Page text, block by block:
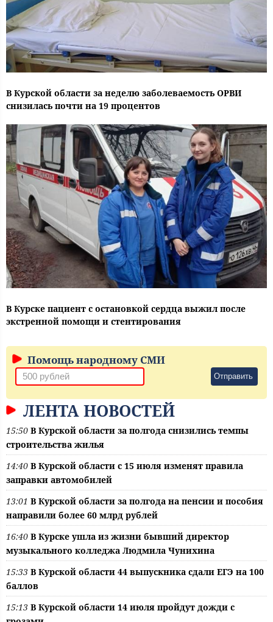
В Курской области за неделю заболеваемость ОРВИ
снизилась почти на 19 процентов
В Курске пациент с остановкой сердца выжил после
экстренной помощи и стентирования
Помощь народному СМИ
Отправить
ЛЕНТА НОВОСТЕЙ
15:50 В Курской области за полгода снизились темпы
строительства жилья
14:40 В Курской области с 15 июля изменят правила
заправки автомобилей
13:01 В Курской области за полгода на пенсии и пособия
направили более 60 млрд рублей
16:40 В Курске ушла из жизни бывший директор
музыкального колледжа Людмила Чунихина
15:33 В Курской области 44 выпускника сдали ЕГЭ на 100
баллов
15:13 В Курской области 14 июля пройдут дожди с